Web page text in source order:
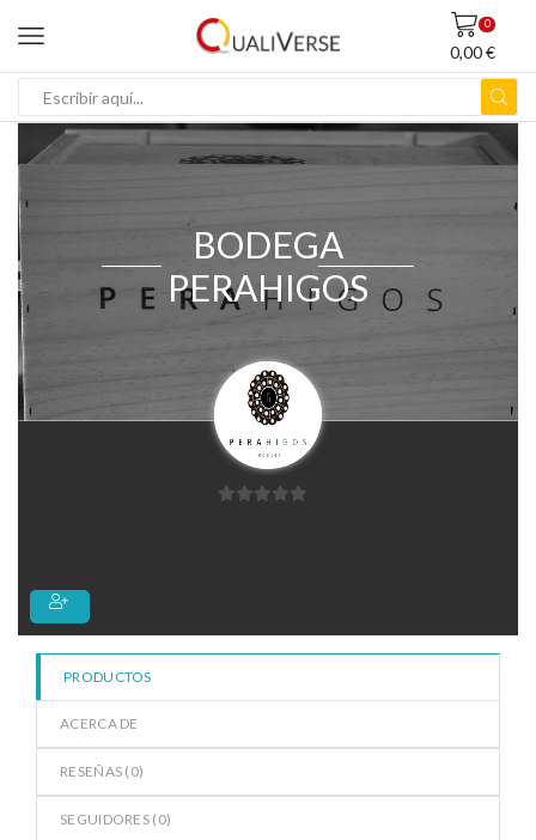
0
0,00€
DE
BÚSQUEDA
BODEGA
PERAHIGOS
PRODUCTOS
ACERCA DE
RESEÑAS ( 0)
SEGUIDORES ( 0)